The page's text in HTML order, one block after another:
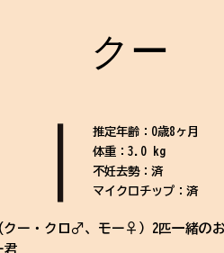
クー
推定年齢：0歳8ヶ月
体重：3.0 kg
不妊去勢：済
マイクロチップ：済
クー・クロ♂、モー♀）2匹一緒のお
君